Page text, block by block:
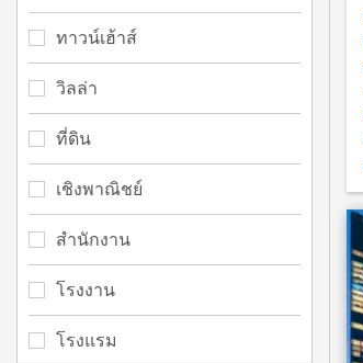
ทาวน์เฮ้าส์
วิลล่า
ที่ดิน
เชิงพาณิชย์
สำนักงาน
โรงงาน
โรงแรม